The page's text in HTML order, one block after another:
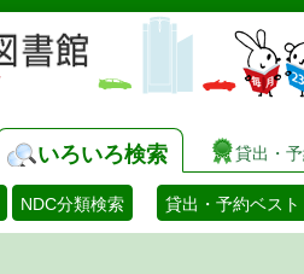
いろいろ検索 貸出・
NDC分類検索 貸出・予約ベスト